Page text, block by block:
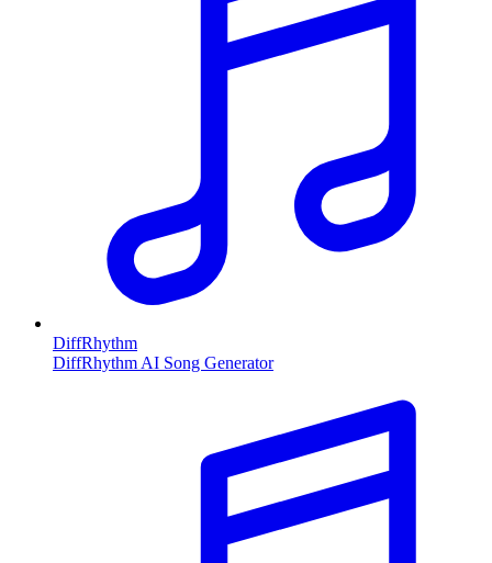
DiffRhythm
DiffRhythm AI Song Generator